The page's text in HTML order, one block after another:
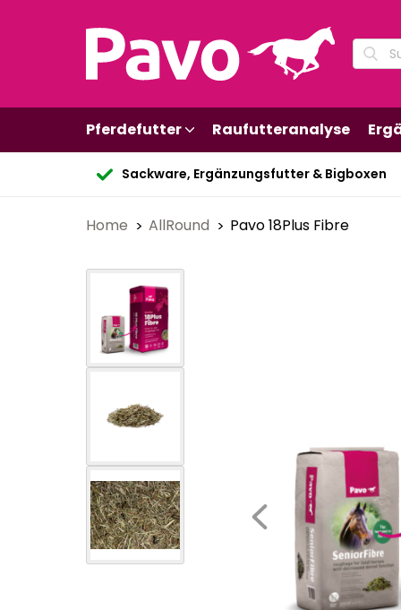
Pferdefutter Raufutteranalyse
Sackware, Ergänzungsfutter & Bigboxen
Home AllRound Pavo 18Plus Fibre